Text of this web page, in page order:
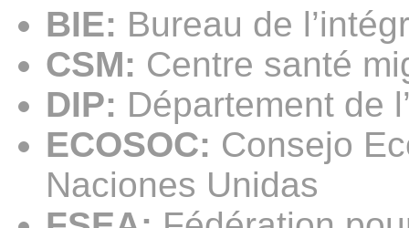
BIE: Bureau de
CSM: Centre santé
DIP: Département de
ECOSOC: Consejo
Naciones Unidas